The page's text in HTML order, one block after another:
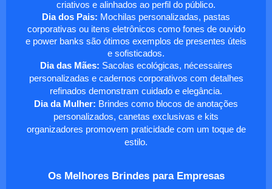
criativos e alinhados ao perfil do público.
Dia dos Pais: Mochilas personalizadas, pastas
corporativas ou itens eletrônicos como fones de ouvido
e power banks são ótimos exemplos de presentes úteis
e sofisticados.
Dia das Mães: Sacolas ecológicas, nécessaires
personalizadas e cadernos corporativos com detalhes
refinados demonstram cuidado e elegância.
Dia da Mulher: Brindes como blocos de anotações
personalizados, canetas exclusivas e kits
organizadores promovem praticidade com um toque de
estilo.
Os Melhores Brindes para Empresas